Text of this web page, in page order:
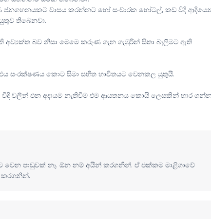
ජනගහනයකට වාසය කරන්නට හෝ සංචාරක හෝටල්, කඩ විදි
තිබෙනවා.
බව නිසා මෙමෙ කරුණ ගැන ගැඹුරින් සිතා බැලීමට ඇති
සංරක්ෂණය කොට සිමා සහිත භාවිතයට වෙනකල යුතුයි.
වීදි වලින් එන අදායම නැතිවීම එම ආයතනය කොයි ලෙසකින් භාර
වෙන පාඩුවක් නෑ. ඕන නම් අයින් කරගනින්. ඒ එක්කම මාළිගාවේ
කරගනින්.